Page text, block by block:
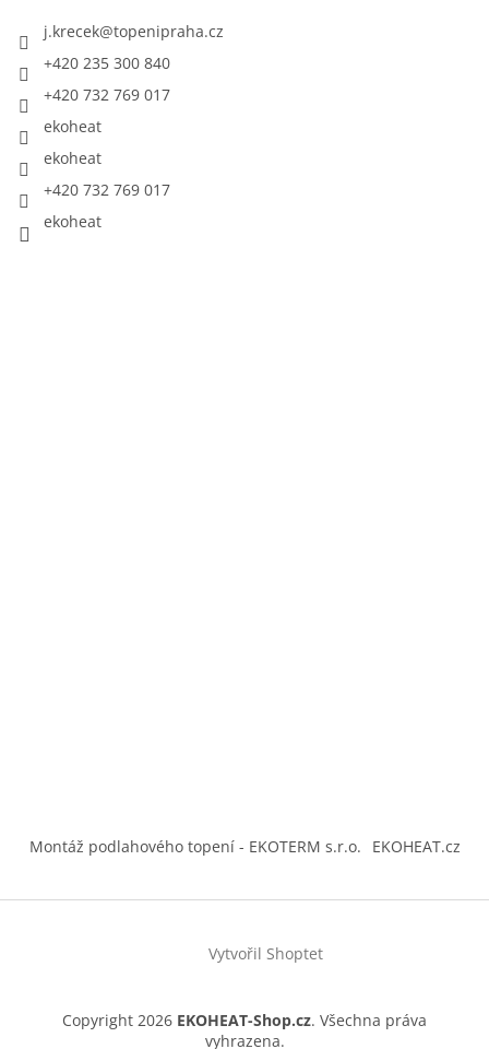
j.krecek@topenipraha.cz
+420 235 300 840
+420 732 769 017
ekoheat
ekoheat
+420 732 769 017
ekoheat
Montáž podlahového topení - EKOTERM s.r.o. EKOHEAT.cz
Vytvořil Shoptet
Copyright 2026 EKOHEAT-Shop.cz. Všechna práva
vyhrazena.